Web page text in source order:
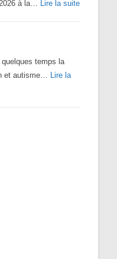
à la… Lire la suite:
temps la
et autisme… Lire la